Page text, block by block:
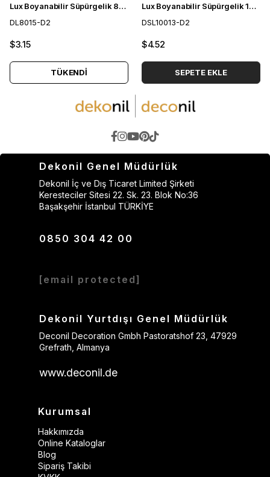
Lux Boyanabilir Süpürgelik 8cm
DL8015-D2
$3.15
TÜKENDI
Lux Boyanabilir Süpürgelik 10cm
DSL10013-D2
$4.52
SEPETE EKLE
Dekonil Genel Müdürlük
Dekonil İç ve Dış Ticaret Limited Şirketi
Keresteciler Sitesi 22. Sk. 23. Blok No:36
Başakşehir İstanbul TÜRKİYE
0850 304 42 00
[email protected]
Dekonil Yurtdışı Genel Müdürlük
Deconil Decoration Gmbh Pastoratshof 23, 47929
Grefrath, Almanya
www.deconil.de
Kurumsal
Hakkımızda
Online Kataloglar
Blog
Sipariş Takibi